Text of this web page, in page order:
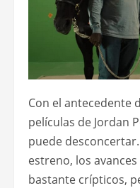
Con el antecedente
películas de Jordan
puede
estreno, los
bastante crípticos,